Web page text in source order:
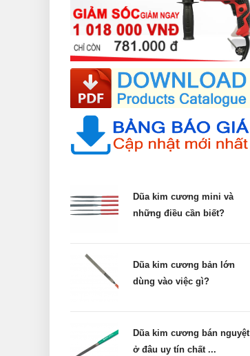
Dũa kim cương mini và
những điều cần biết?
Dũa kim cương bản lớn
dùng vào việc gì?
Dũa kim cương bán nguyệt
ở đâu uy tín chất ...